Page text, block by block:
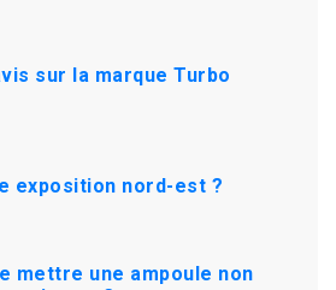
sur la marque Turbo
exposition nord-est ?
mettre une ampoule non